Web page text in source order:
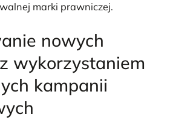
marki prawniczej.
nowych
wykorzystaniem
kampanii